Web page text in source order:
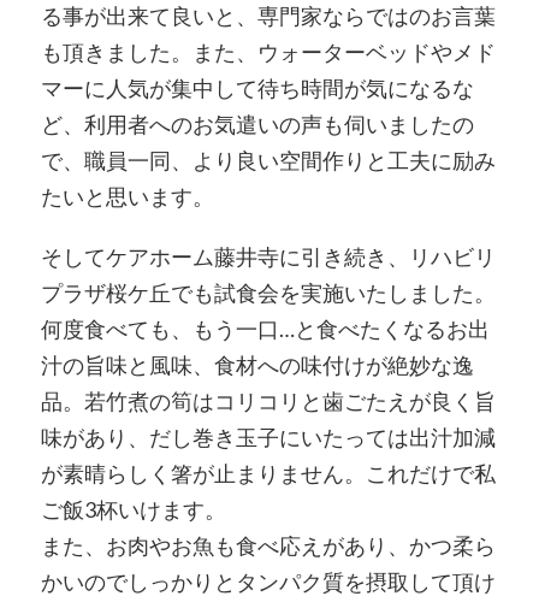
る事が出来て良いと、専門家ならではのお言葉
も頂きました。また、ウォーターベッドやメド
マーに人気が集中して待ち時間が気になるな
ど、利用者へのお気遣いの声も伺いましたの
で、職員一同、より良い空間作りと工夫に励み
たいと思います。
そしてケアホーム藤井寺に引き続き、リハビリ
プラザ桜ケ丘でも試食会を実施いたしました。
何度食べても、もう一口…と食べたくなるお出
汁の旨味と風味、食材への味付けが絶妙な逸
品。若竹煮の筍はコリコリと歯ごたえが良く旨
味があり、だし巻き玉子にいたっては出汁加減
が素晴らしく箸が止まりません。これだけで私
ご飯3杯いけます。
また、お肉やお魚も食べ応えがあり、かつ柔ら
かいのでしっかりとタンパク質を摂取して頂け